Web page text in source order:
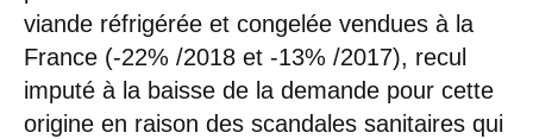
viande réfrigérée et congelée vendues à la
France (-22% /2018 et -13% /2017), recul
imputé à la baisse de la demande pour cette
origine en raison des scandales sanitaires qui